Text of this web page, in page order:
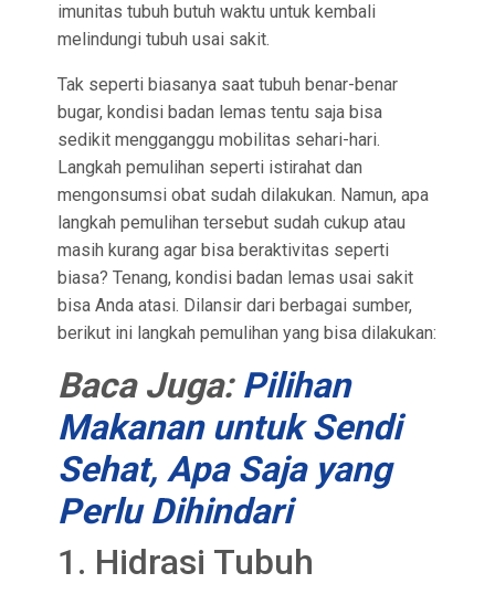
imunitas tubuh butuh waktu untuk kembali
melindungi tubuh usai sakit.
Tak seperti biasanya saat tubuh benar-benar
bugar, kondisi badan lemas tentu saja bisa
sedikit mengganggu mobilitas sehari-hari.
Langkah pemulihan seperti istirahat dan
mengonsumsi obat sudah dilakukan. Namun, apa
langkah pemulihan tersebut sudah cukup atau
masih kurang agar bisa beraktivitas seperti
biasa? Tenang, kondisi badan lemas usai sakit
bisa Anda atasi. Dilansir dari berbagai sumber,
berikut ini langkah pemulihan yang bisa dilakukan:
Baca Juga: Pilihan
Makanan untuk Sendi
Sehat, Apa Saja yang
Perlu Dihindari
1. Hidrasi Tubuh